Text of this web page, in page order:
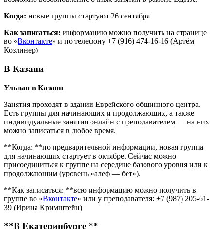
Когда: новые группы стартуют 26 сентября
Как записаться: информацию можно получить на странице
во «Вконтакте» и по телефону +7 (916) 474-16-16 (Артём
Козлинер)
В Казани
Ульпан в Казани
Занятия проходят в здании Еврейского общинного центра.
Есть группы для начинающих и продолжающих, а также
индивидуальные занятия онлайн с преподавателем — на них
можно записаться в любое время.
**Когда: **по предварительной информации, новая группа
для начинающих стартует в октябре. Сейчас можно
присоединиться к группе на середине базового уровня или к
продолжающим (уровень «алеф — бет»).
**Как записаться: **всю информацию можно получить в
группе во «Вконтакте» или у преподавателя: +7 (987) 205-61-
39 (Ирина Кримштейн)
**В Екатеринбурге **